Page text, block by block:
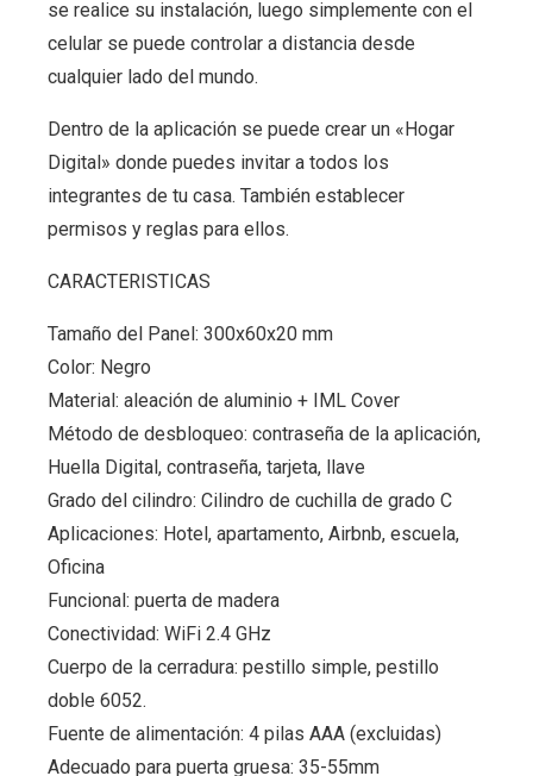
se realice su instalación, luego simplemente con el
celular se puede controlar a distancia desde
cualquier lado del mundo.
Dentro de la aplicación se puede crear un «Hogar
Digital» donde puedes invitar a todos los
integrantes de tu casa. También establecer
permisos y reglas para ellos.
CARACTERISTICAS
Tamaño del Panel: 300x60x20 mm
Color: Negro
Material: aleación de aluminio + IML Cover
Método de desbloqueo: contraseña de la aplicación,
Huella Digital, contraseña, tarjeta, llave
Grado del cilindro: Cilindro de cuchilla de grado C
Aplicaciones: Hotel, apartamento, Airbnb, escuela,
Oficina
Funcional: puerta de madera
Conectividad: WiFi 2.4 GHz
Cuerpo de la cerradura: pestillo simple, pestillo
doble 6052.
Fuente de alimentación: 4 pilas AAA (excluidas)
Adecuado para puerta gruesa: 35-55mm